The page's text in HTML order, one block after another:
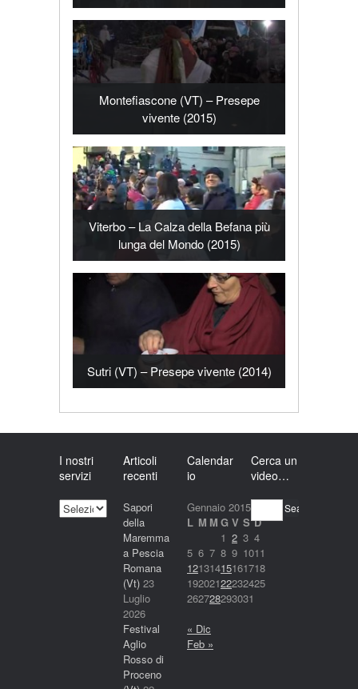
Montefiascone (VT) – Presepe
vivente (2015)
Viterbo – La Calza della Befana più
lunga del Mondo (2015)
Sutri (VT) – Presepe vivente (2014)
I nostri
servizi
nostri
Articoli
recenti
Sapori
della
Maremma
a Pescia
Romana
(Vt) 23
Luglio
2026
Festival
Aglio
Rosso di
Proceno
Calendar
io
Gennaio 2015
L M M G V S D
1 2 3 4
5 6 7 8 9 1011
12131415161718
19202122232425
262728293031
« Dic
Feb »
Cerca un
video…